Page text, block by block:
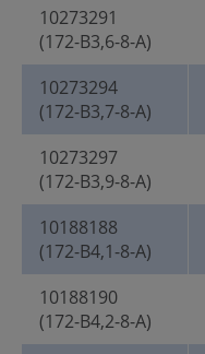
10273291
(172-B3,6-8-A)
10273294
(172-B3,7-8-A)
10273297
(172-B3,9-8-A)
10188188
(172-B4,1-8-A)
10188190
(172-B4,2-8-A)